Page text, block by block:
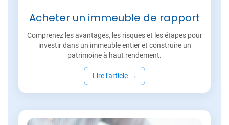
Acheter un immeuble de rapport
Comprenez les avantages, les risques et les étapes pour
investir dans un immeuble entier et construire un
patrimoine à haut rendement.
Lire l'article →